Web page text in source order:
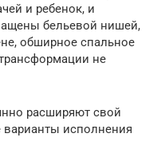
и ребенок, и
бельевой нишей,
обширное спальное
не
расширяют свой
варианты исполнения